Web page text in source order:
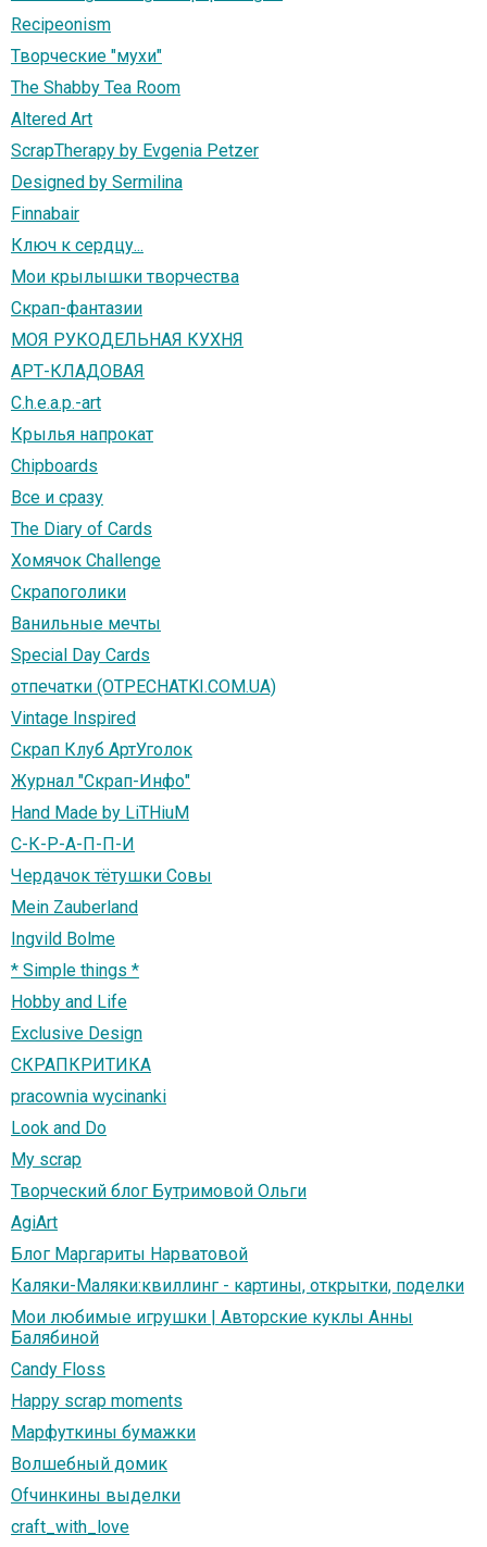
Recipeonism
Творческие "мухи"
The Shabby Tea Room
Altered Art
ScrapTherapy by Evgenia Petzer
Designed by Sermilina
Finnabair
Ключ к сердцу...
Мои крылышки творчества
Скрап-фантазии
МОЯ РУКОДЕЛЬНАЯ КУХНЯ
АРТ-КЛАДОВАЯ
C.h.e.a.p.-art
Крылья напрокат
Chipboards
Все и сразу
The Diary of Cards
Хомячок Challenge
Скрапоголики
Ванильные мечты
Special Day Cards
отпечатки (OTPECHATKI.COM.UA)
Vintage Inspired
Скрап Клуб АртУголок
Журнал "Скрап-Инфо"
Hand Made by LiTHiuM
С-К-Р-А-П-П-И
Чердачок тётушки Совы
Mein Zauberland
Ingvild Bolme
* Simple things *
Hobby and Life
Exclusive Design
СКРАПКРИТИКА
pracownia wycinanki
Look and Do
My scrap
Творческий блог Бутримовой Ольги
AgiArt
Блог Маргариты Нарватовой
Каляки-Маляки:квиллинг - картины, открытки, поделки
Мои любимые игрушки | Авторские куклы Анны
Балябиной
Candy Floss
Happy scrap moments
Марфуткины бумажки
Волшебный домик
Оfчинкины выделки
craft_with_love